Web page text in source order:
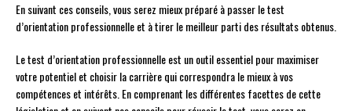
En suivant ces conseils, vous serez mieux préparé à passer le test
d’orientation professionnelle et à tirer le meilleur parti des résultats obtenus.
Le test d’orientation professionnelle est un outil essentiel pour maximiser
votre potentiel et choisir la carrière qui correspondra le mieux à vos
compétences et intérêts. En comprenant les différentes facettes de cette